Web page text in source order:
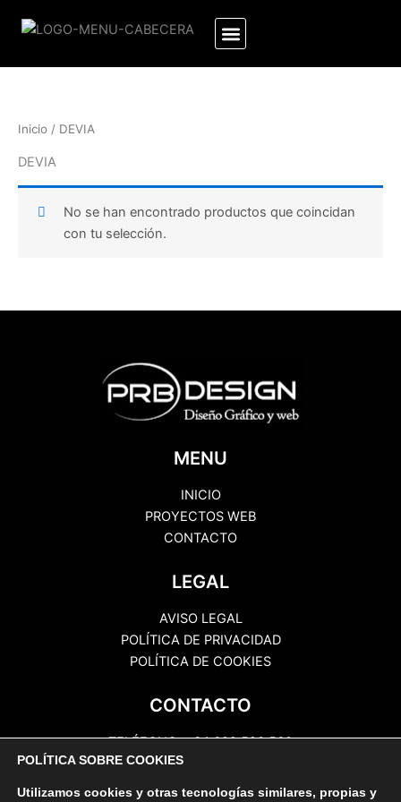
Inicio / DEVIA
DEVIA
No se han encontrado productos que coincidan
con tu selección.
MENU
INICIO
PROYECTOS WEB
CONTACTO
LEGAL
AVISO LEGAL
POLÍTICA DE PRIVACIDAD
POLÍTICA DE COOKIES
CONTACTO
TELÉFONO: +34 622 520 560
EMAIL: info@prbcomunicaciones.com
DIRECCIÓN: Ctra Gral Valle Guerra, 197.
POLÍTICA SOBRE COOKIES
Utilizamos cookies y otras tecnologías similares, propias y